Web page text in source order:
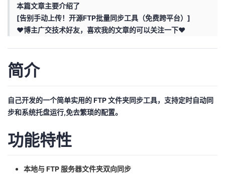
子
直
播
的
活
我
的
我
的
发
者
我
Programs
的
支
本篇文章主要介绍了
[告别手动上传！开源FTP批量同步工具（免费跨平台）​​]
❤博主广交技术好友，喜欢我的文章的可以关注一下❤
简介
自己开发的一个简单实用的 FTP 文件夹同步工具，支持定时自动同
步和系统托盘运行,免去繁琐的配置。
功能特性
本地与 FTP 服务器文件夹双向同步